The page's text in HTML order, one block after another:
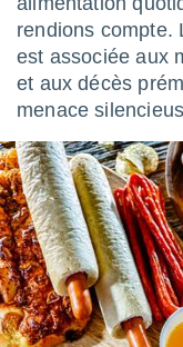
en
les
et
des
par le
ACCEPTER
ET
CONTINUER
rendions compte.
est associée aux
et aux décès
menace